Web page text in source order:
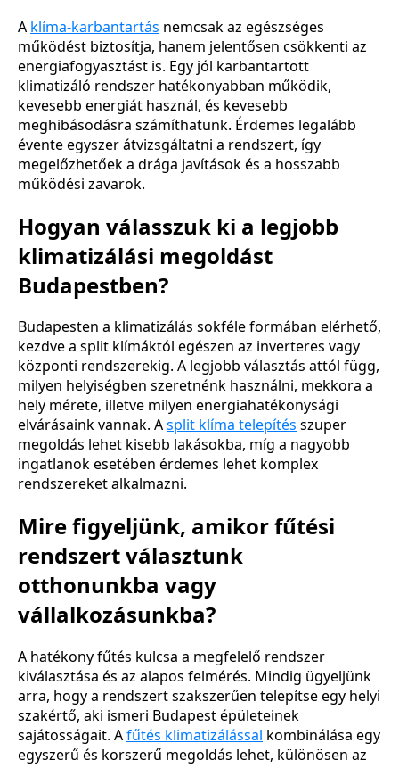
A klíma-karbantartás nemcsak az egészséges
működést biztosítja, hanem jelentősen csökkenti az
energiafogyasztást is. Egy jól karbantartott
klimatizáló rendszer hatékonyabban működik,
kevesebb energiát használ, és kevesebb
meghibásodásra számíthatunk. Érdemes legalább
évente egyszer átvizsgáltatni a rendszert, így
megelőzhetőek a drága javítások és a hosszabb
működési zavarok.
Hogyan válasszuk ki a legjobb
klimatizálási megoldást
Budapestben?
Budapesten a klimatizálás sokféle formában elérhető,
kezdve a split klímáktól egészen az inverteres vagy
központi rendszerekig. A legjobb választás attól függ,
milyen helyiségben szeretnénk használni, mekkora a
hely mérete, illetve milyen energiahatékonysági
elvárásaink vannak. Asplit klíma telepítés szuper
megoldás lehet kisebb lakásokba, míg a nagyobb
ingatlanok esetében érdemes lehet komplex
rendszereket alkalmazni.
Mire figyeljünk, amikor fűtési
rendszert választunk
otthonunkba vagy
vállalkozásunkba?
A hatékony fűtés kulcsa a megfelelő rendszer
kiválasztása és az alapos felmérés. Mindig ügyeljünk
arra, hogy a rendszert szakszerűen telepítse egy helyi
szakértő, aki ismeri Budapest épületeinek
sajátosságait. Afűtés klimatizálással kombinálása egy
egyszerű és korszerű megoldás lehet, különösen az